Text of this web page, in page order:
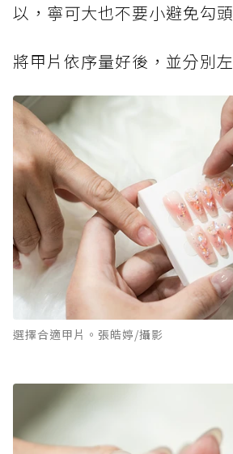
以，寧可大也不要小避免勾頭
將甲片依序量好後，並分別
選擇合適甲片。張皓婷/攝影